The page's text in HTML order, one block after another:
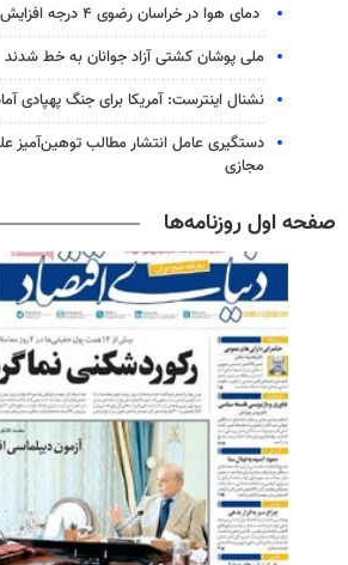
دمای هوا در خراسان رضوی ۴ درجه افزایش می یابد
ملی پوشان کشتی آزاد جوانان به خط شدند
نشنال اینترست: آمریکا برای جنگ پهپادی
دستگیری عامل انتشار مطالب توهین‌آمیز
مجازی
صفحه اول روزنامه‌ها